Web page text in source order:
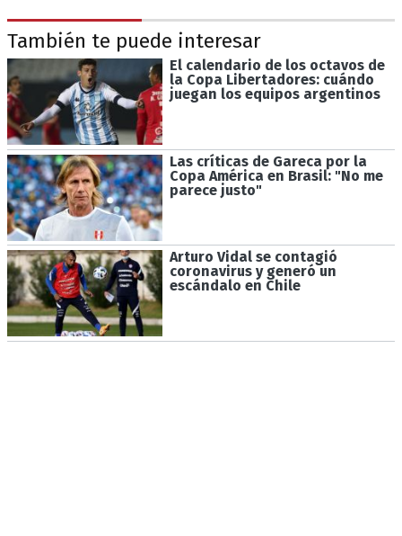
También te puede interesar
El calendario de los octavos de
la Copa Libertadores: cuándo
juegan los equipos argentinos
Las críticas de Gareca por la
Copa América en Brasil: "No me
parece justo"
Arturo Vidal se contagió
coronavirus y generó un
escándalo en Chile